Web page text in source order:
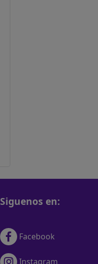
Siguenos en:
Facebook
Instagram